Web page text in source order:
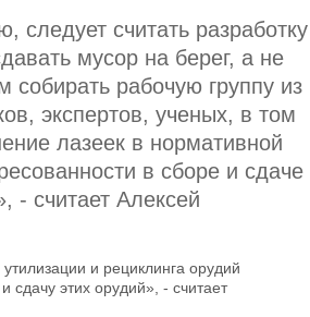
считать разработку
мусор на берег, а не
собирать рабочую группу из
экспертов, ученых, в том
лазеек в нормативной
в сборе и сдаче
- считает Алексей
и рециклинга орудий
сдачу этих орудий», - считает